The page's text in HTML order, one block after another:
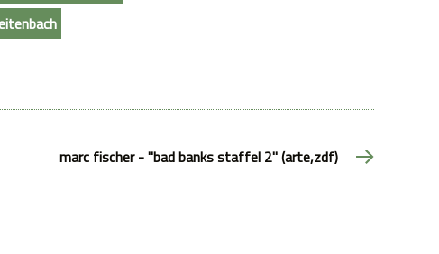
marc fischer - "bad banks staffel 2" (arte,zdf)